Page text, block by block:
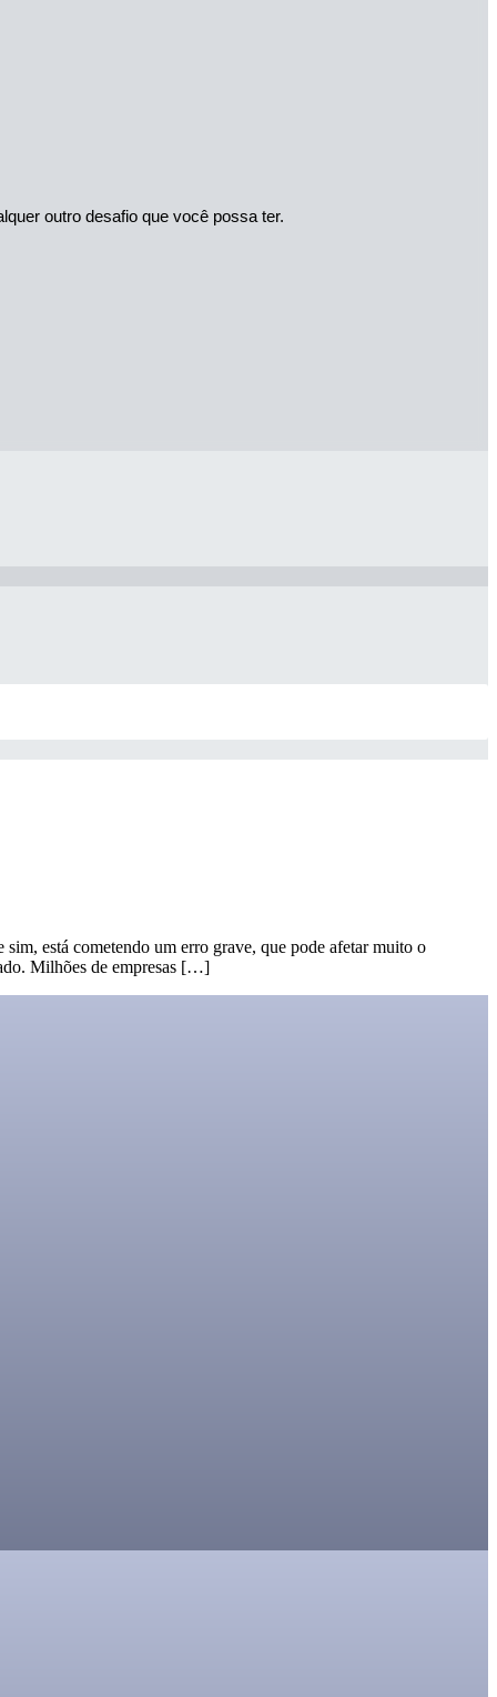
outro desafio que você possa ter.
está cometendo um erro grave, que pode afetar muito o
Milhões de empresas […]